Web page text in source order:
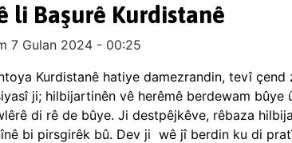
li Başurê Kurdistanê
7 Gulan 2024 - 00:25
Kurdistanê hatiye damezrandin, tevî çend
ji; hilbijartinên vê herêmê berdewam bûye
di rê de bûye. Ji destpêjkêve, rêbaza
bi pirsgirêk bû. Dev ji wê jî berdin ku di